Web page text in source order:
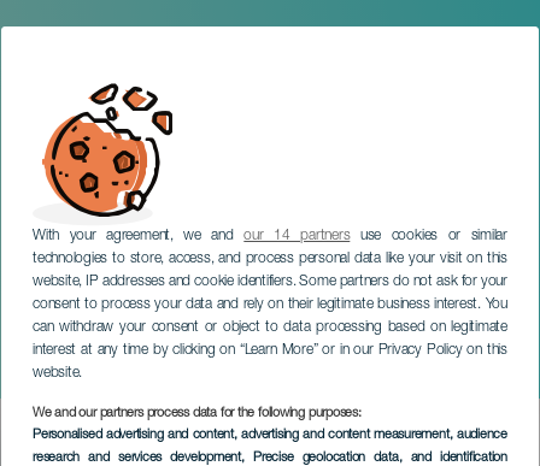
With your agreement, we andour 14 partnersuse cookies or similar
technologies to store, access, and process personal data like your visit on this
website, IP addresses and cookie identifiers. Some partners do not ask for your
consent to process your data and rely on their legitimate business interest. You
can withdraw your consent or object to data processing based on legitimate
interest at any time by clicking on “Learn More” or in our Privacy Policy on this
website.
We and our partners process data for the following purposes:
Personalised advertising and content, advertising and content measurement, audience
research and services development, Precise geolocation data, and identification
Goyo JiménezGoyo Jimenez:
Misery Class
TENERIFE
Imagen
Listado